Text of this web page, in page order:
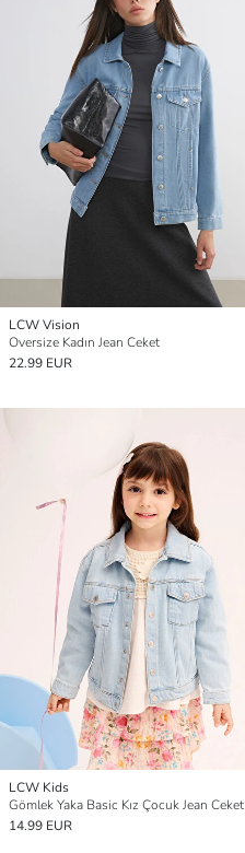
LCW Vision
Oversize Kadın Jean Ceket
22.99 EUR
LCW Kids
Gömlek Yaka Basic Kız Çocuk Jean Ceket
14.99 EUR